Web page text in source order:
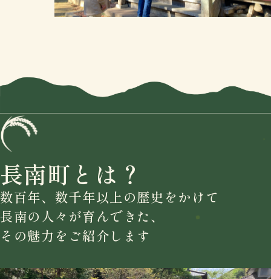
長南町とは？
数百年、数千年以上の歴史をかけて
長南の人々が育んできた、
その魅力をご紹介します